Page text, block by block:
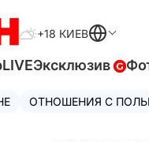
+18 КИЕВ
LIVEЭксклюзив
ОТНОШЕНИЯ С